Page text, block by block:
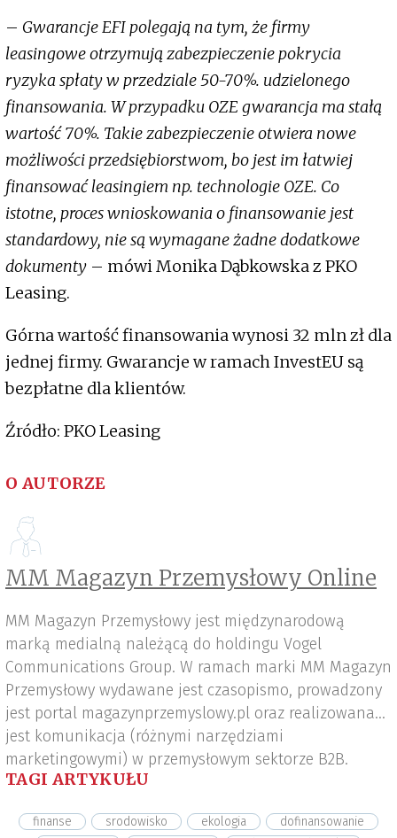
– Gwarancje EFI polegają na tym, że firmy
leasingowe otrzymują zabezpieczenie pokrycia
ryzyka spłaty w przedziale 50-70%. udzielonego
finansowania. W przypadku OZE gwarancja ma stałą
wartość 70%. Takie zabezpieczenie otwiera nowe
możliwości przedsiębiorstwom, bo jest im łatwiej
finansować leasingiem np. technologie OZE. Co
istotne, proces wnioskowania o finansowanie jest
standardowy, nie są wymagane żadne dodatkowe
dokumenty – mówi Monika Dąbkowska z PKO
Leasing.
Górna wartość finansowania wynosi 32 mln zł dla
jednej firmy. Gwarancje w ramach InvestEU są
bezpłatne dla klientów.
Źródło: PKO Leasing
O AUTORZE
MM Magazyn Przemysłowy Online
MM Magazyn Przemysłowy jest międzynarodową
marką medialną należącą do holdingu Vogel
Communications Group. W ramach marki MM Magazyn
Przemysłowy wydawane jest czasopismo, prowadzony
jest portal magazynprzemyslowy.pl oraz realizowana
jest komunikacja (różnymi narzędziami
marketingowymi) w przemysłowym sektorze B2B.
TAGI ARTYKUŁU
finanse srodowisko ekologia
dofinansowanie